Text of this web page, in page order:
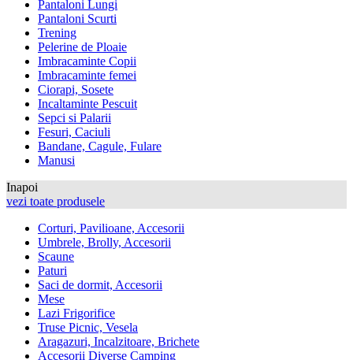
Pantaloni Lungi
Pantaloni Scurti
Trening
Pelerine de Ploaie
Imbracaminte Copii
Imbracaminte femei
Ciorapi, Sosete
Incaltaminte Pescuit
Sepci si Palarii
Fesuri, Caciuli
Bandane, Cagule, Fulare
Manusi
Inapoi
vezi toate produsele
Corturi, Pavilioane, Accesorii
Umbrele, Brolly, Accesorii
Scaune
Paturi
Saci de dormit, Accesorii
Mese
Lazi Frigorifice
Truse Picnic, Vesela
Aragazuri, Incalzitoare, Brichete
Accesorii Diverse Camping